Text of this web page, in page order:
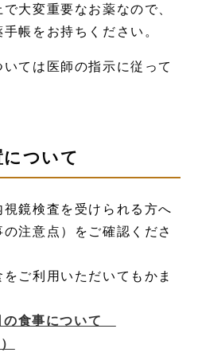
大変重要なお薬なので、
帳をお持ちください。
ては医師の指示に従って
ついて
鏡検査を受けられる方へ
の注意点）をご確認くださ
ご利用いただいてもかま
の食事について